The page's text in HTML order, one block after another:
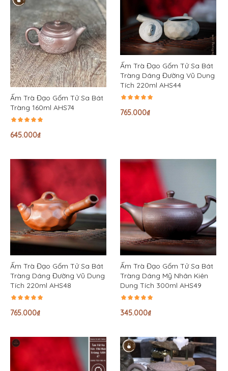
Ấm Trà Đạo Gốm Tử Sa Bát
Tràng 160ml AHS74
645.000₫
Ấm Trà Đạo Gốm Tử Sa Bát
Tràng Dáng Đường Vũ Dung
Tích 220ml AHS44
765.000₫
Ấm Trà Đạo Gốm Tử Sa Bát
Tràng Dáng Đường Vũ Dung
Tích 220ml AHS48
765.000₫
Ấm Trà Đạo Gốm Tử Sa Bát
Tràng Dáng Mỹ Nhân Kiên
Dung Tích 300ml AHS49
345.000₫